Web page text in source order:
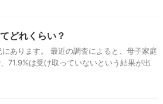
どれくらい？
あります。 最近の調査によると、母子家庭
71.9%は受け取っていないという結果が出